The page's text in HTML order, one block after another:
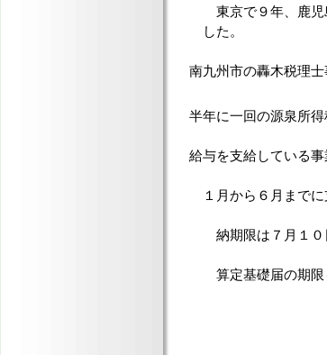
東京で９年、鹿児
した。
南九州市の轟木税理士
半年に一回の源泉所
給与を支給している
１月から６月までに
納期限は７月１０
算定基礎届の期限